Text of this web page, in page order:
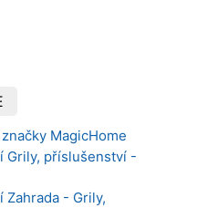
MagicHome
Grily, příslušenství -
Zahrada - Grily,